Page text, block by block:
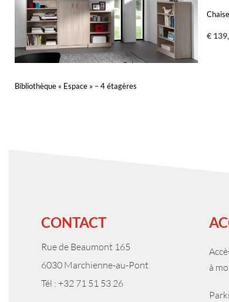
Bibliothèque « Espace » – 4 étagères
€
CONTACT
Rue de Beaumont 165
6030 Marchienne-au-Pont
Tél : +32 71 51 53 26
à